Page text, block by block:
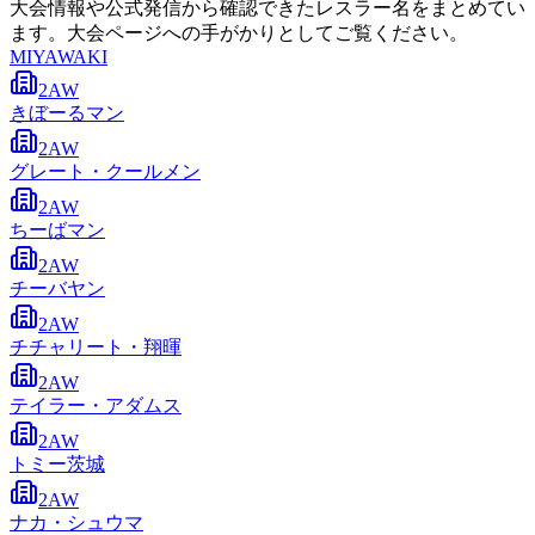
大会情報や公式発信から確認できたレスラー名をまとめてい
ます。大会ページへの手がかりとしてご覧ください。
MIYAWAKI
2AW
きぼーるマン
2AW
グレート・クールメン
2AW
ちーばマン
2AW
チーバヤン
2AW
チチャリート・翔暉
2AW
テイラー・アダムス
2AW
トミー茨城
2AW
ナカ・シュウマ